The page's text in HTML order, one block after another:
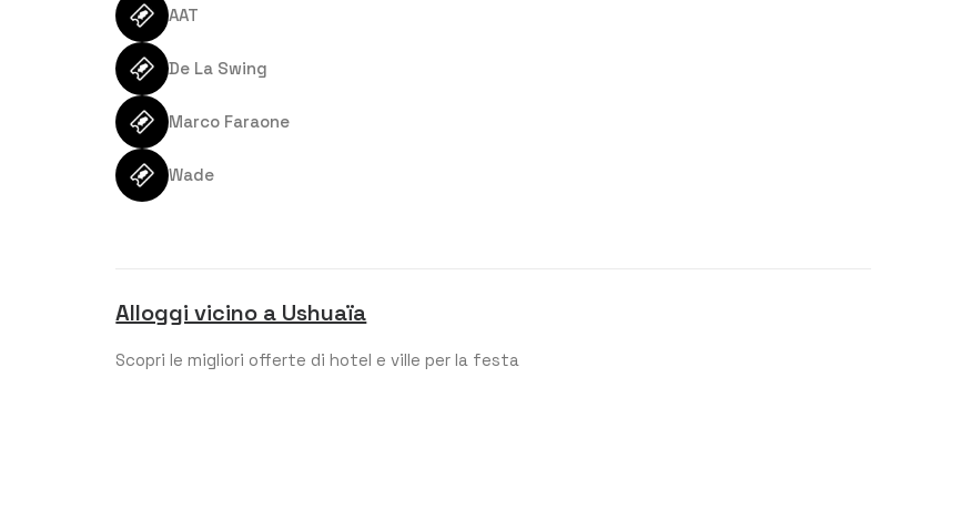
AAT
De La Swing
Marco Faraone
Wade
Alloggi vicino a Ushuaïa
Scopri le migliori offerte di hotel e ville per la festa